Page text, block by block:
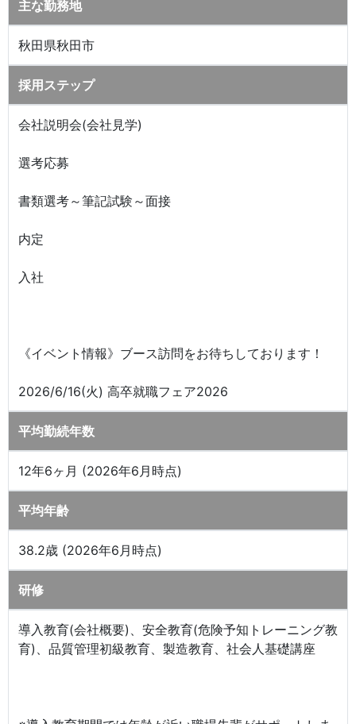
主な勤務地
秋田県秋田市
採用ステップ
会社説明会(会社見学)
選考応募
書類選考～筆記試験～面接
内定
入社
《イベント情報》ブース訪問をお待ちしております！
2026/6/16(火) 高卒就職フェア2026
平均勤続年数
12年6ヶ月 (2026年6月時点)
平均年齢
38.2歳 (2026年6月時点)
研修
導入教育(会社概要)、安全教育(危険予知トレーニング教
育)、品質管理初級教育、製造教育、社会人基礎講座